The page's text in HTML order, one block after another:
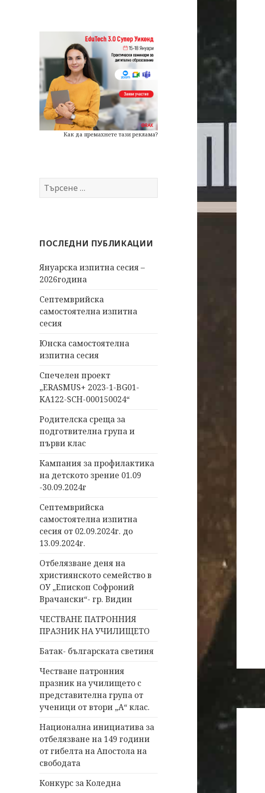
Как да премахнете тази реклама?
Т
ъ
н
з
а
ПОСЛЕДНИ ПУБЛИКАЦИИ
Януарска изпитна сесия –
2026година
Септемврийска
самостоятелна изпитна
сесия
Юнска самостоятелна
изпитна сесия
Спечелен проект
„ERASMUS+ 2023-1-BG01-
KA122-SCH-000150024“
Родителска среща за
подготвителна група и
първи клас
Кампания за профилактика
на детското зрение 01.09
-30.09.2024г
Септемврийска
самостоятелна изпитна
сесия от 02.09.2024г. до
13.09.2024г.
Отбелязване деня на
християнското семейство в
ОУ „Епископ Софроний
Врачански“- гр. Видин
ЧЕСТВАНЕ ПАТРОННИЯ
ПРАЗНИК НА УЧИЛИЩЕТО
Батак- българската светиня
Честване патронния
празник на училището с
представителна група от
ученици от втори „А“ клас.
Национална инициатива за
отбелязване на 149 години
от гибелта на Апостола на
свободата
Конкурс за Коледна